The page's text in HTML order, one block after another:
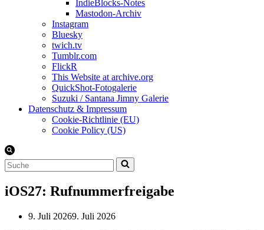
IndieBlocks-Notes
Mastodon-Archiv
Instagram
Bluesky
twich.tv
Tumblr.com
FlickR
This Website at archive.org
QuickShot-Fotogalerie
Suzuki / Santana Jimny Galerie
Datenschutz & Impressum
Cookie-Richtlinie (EU)
Cookie Policy (US)
Suchen
nach …
iOS27: Rufnummerfreigabe
9. Juli 20269. Juli 2026